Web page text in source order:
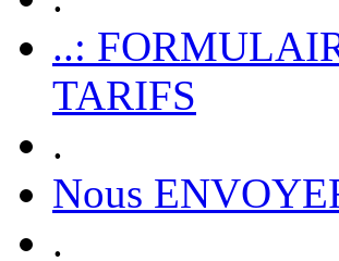
..:
TARIFS
.
Nous
.